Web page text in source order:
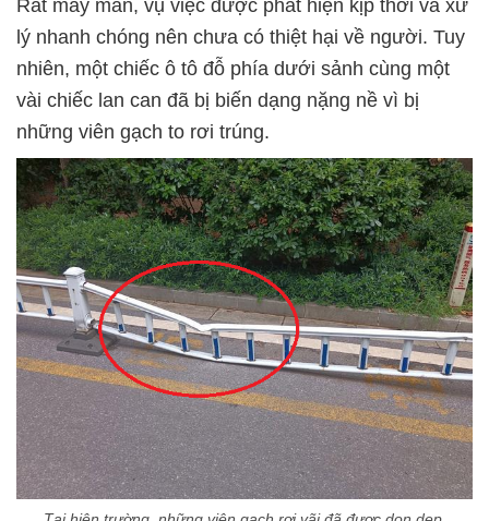
Rất may mắn, vụ việc được phát hiện kịp thời và xử
lý nhanh chóng nên chưa có thiệt hại về người. Tuy
nhiên, một chiếc ô tô đỗ phía dưới sảnh cùng một
vài chiếc lan can đã bị biến dạng nặng nề vì bị
những viên gạch to rơi trúng.